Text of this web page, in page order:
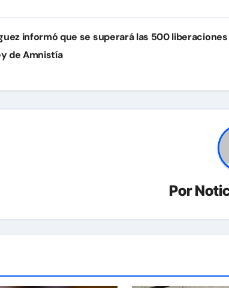
informó que se superará las 500 liberaciones
de Amnistía
Por